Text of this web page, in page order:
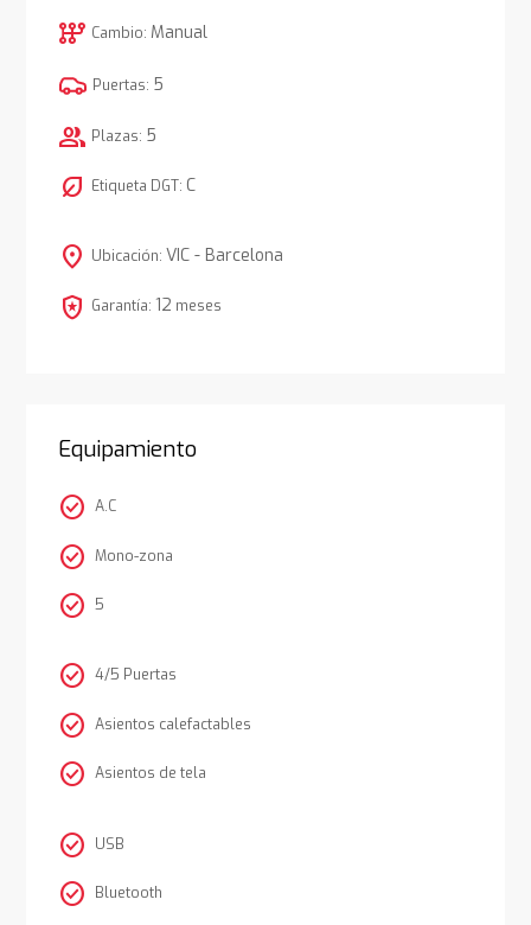
auto_transmission Cambio: Manual
Puertas: 5
group Plazas: 5
nest_eco_leaf Etiqueta DGT: C
location_on Ubicación: VIC - Barcelona
local_police Garantía: 12 meses
Equipamiento
check_circle A.C
check_circle Mono-zona
check_circle 5
check_circle 4/5 Puertas
check_circle Asientos calefactables
check_circle Asientos de tela
check_circle USB
check_circle Bluetooth